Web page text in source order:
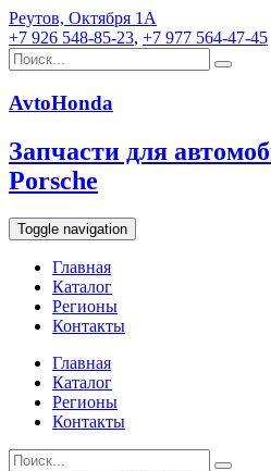
Реутов, Октября 1А
+7 926 548-85-23, +7 977 564-47-45
AvtoHonda
Запчасти для
Porsche
Toggle navigation
Главная
Каталог
Регионы
Контакты
Главная
Каталог
Регионы
Контакты